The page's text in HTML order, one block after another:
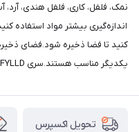
نمک، فلفل، کاری، فلفل هندی،
اندازه‌گیری بیشتر مواد استفاده
کنید تا فضا ذخیره شود.فضای ذخیره
یکدیگر مناسب هستند.سری UPPFYLLD رنگ را به آشپزخانه شما می آورد.
تحویل اکسپرس